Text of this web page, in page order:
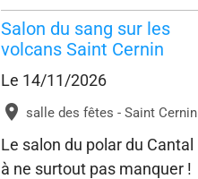
Salon du sang sur les
volcans Saint Cernin
Le 14/11/2026
salle des fêtes - Saint Cernin
Le salon du polar du Cantal
à ne surtout pas manquer !